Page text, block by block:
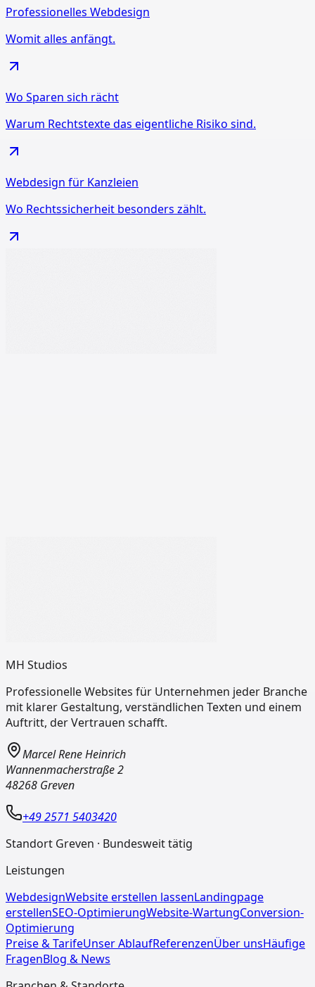
Professionelles Webdesign
Womit alles anfängt.
Wo Sparen sich rächt
Warum Rechtstexte das eigentliche Risiko sind.
Webdesign für Kanzleien
Wo Rechtssicherheit besonders zählt.
MH Studios
Professionelle Websites für Unternehmen jeder Branche
mit klarer Gestaltung, verständlichen Texten und einem
Auftritt, der Vertrauen schafft.
Marcel Rene Heinrich
Wannenmacherstraße 2
48268 Greven
+49 2571 5403420
Standort Greven · Bundesweit tätig
Leistungen
WebdesignWebsite erstellen lassenLandingpage
erstellenSEO-OptimierungWebsite-WartungConversion-
Optimierung
Preise & TarifeUnser AblaufReferenzenÜber unsHäufige
FragenBlog & News